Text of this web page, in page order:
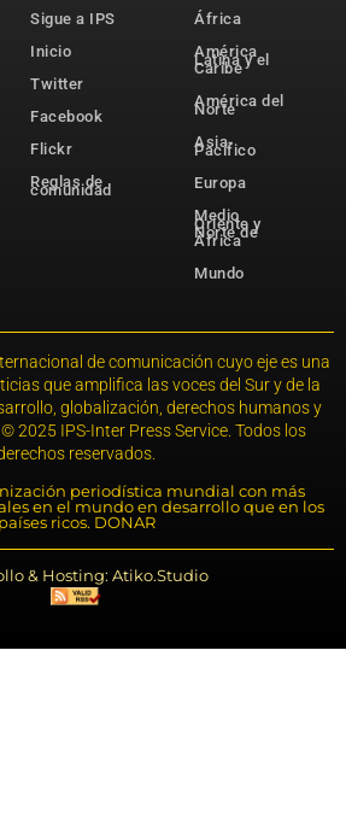
Sigue a IPS
Inicio
Twitter
Facebook
Flickr
Reglas de
comunidad
África
América
Latina y el
Caribe
América del
Norte
Asia-
Pacífico
Europa
Medio
Oriente y
Norte de
África
Mundo
de comunicación cuyo eje es una
que amplifica las voces del Sur y de la
globalización, derechos humanos y
2025 IPS-Inter Press Service. Todos los
reservados.
periodística mundial con más
en el mundo en desarrollo que en los
países ricos. DONAR
& Hosting: Atiko.Studio